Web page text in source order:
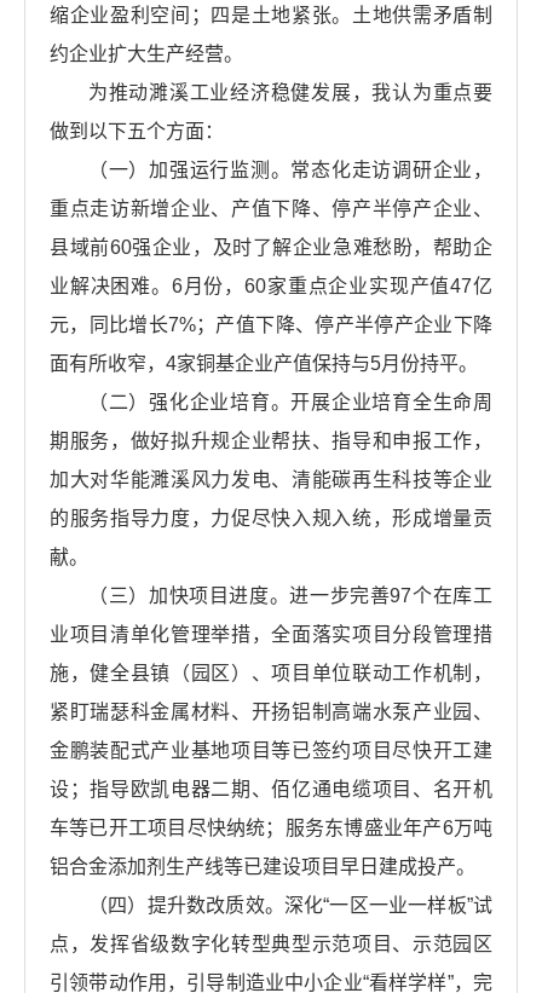
缩企业盈利空间；四是土地紧张。土地供需矛盾制
约企业扩大生产经营。
为推动濉溪工业经济稳健发展，我认为重点要
做到以下五个方面：
（一）加强运行监测。常态化走访调研企业，
重点走访新增企业、产值下降、停产半停产企业、
县域前60强企业，及时了解企业急难愁盼，帮助企
业解决困难。6月份，60家重点企业实现产值47亿
元，同比增长7%；产值下降、停产半停产企业下降
面有所收窄，4家铜基企业产值保持与5月份持平。
（二）强化企业培育。开展企业培育全生命周
期服务，做好拟升规企业帮扶、指导和申报工作，
加大对华能濉溪风力发电、清能碳再生科技等企业
的服务指导力度，力促尽快入规入统，形成增量贡
献。
（三）加快项目进度。进一步完善97个在库工
业项目清单化管理举措，全面落实项目分段管理措
施，健全县镇（园区）、项目单位联动工作机制，
紧盯瑞瑟科金属材料、开扬铝制高端水泵产业园、
金鹏装配式产业基地项目等已签约项目尽快开工建
设；指导欧凯电器二期、佰亿通电缆项目、名开机
车等已开工项目尽快纳统；服务东博盛业年产6万吨
铝合金添加剂生产线等已建设项目早日建成投产。
（四）提升数改质效。深化“一区一业一样板”试
点，发挥省级数字化转型典型示范项目、示范园区
引领带动作用，引导制造业中小企业“看样学样”，完